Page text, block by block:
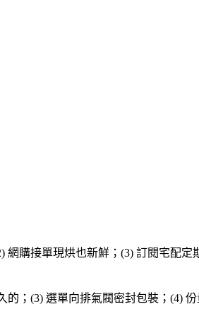
網購接單現烘也新鮮；(3) 訂閱宅配
的；(3) 選單向排氣閥密封包裝；(4)